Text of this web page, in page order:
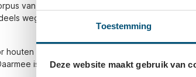
Toestemming
Deze website maakt gebruik van
van de kast, wat zorgt voor een strak en
weggewerkt, waardoor de focus volledig op
houten deuren vanaf 15 mm dik en heeft een
is het systeem ideaal voor lichtere